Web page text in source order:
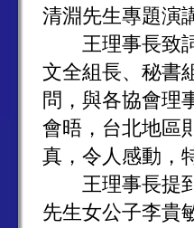
清淵先生專題演
王理事長致詞
文全組長、秘書
問，與各協會理
會晤，台北地區
真，令人感動，
王理事長提到
先生女公子李貴